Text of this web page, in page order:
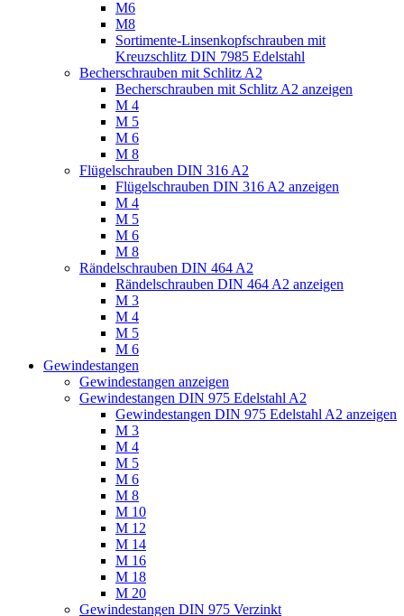
M6
M8
Sortimente-Linsenkopfschrauben mit
Kreuzschlitz DIN 7985 Edelstahl
Becherschrauben mit Schlitz A2
Becherschrauben mit Schlitz A2 anzeigen
M 4
M 5
M 6
M 8
Flügelschrauben DIN 316 A2
Flügelschrauben DIN 316 A2 anzeigen
M 4
M 5
M 6
M 8
Rändelschrauben DIN 464 A2
Rändelschrauben DIN 464 A2 anzeigen
M 3
M 4
M 5
M 6
Gewindestangen
Gewindestangen anzeigen
Gewindestangen DIN 975 Edelstahl A2
Gewindestangen DIN 975 Edelstahl A2 anzeigen
M 3
M 4
M 5
M 6
M 8
M 10
M 12
M 14
M 16
M 18
M 20
Gewindestangen DIN 975 Verzinkt